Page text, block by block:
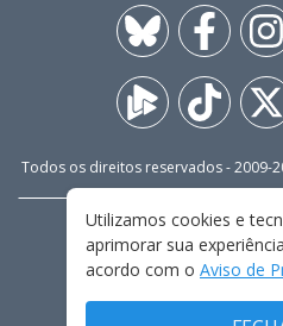
Todos os direitos reservados - 2009-
FALE
TERMOS E
Utilizamos cookies e
aprimorar sua
acordo com o Aviso de